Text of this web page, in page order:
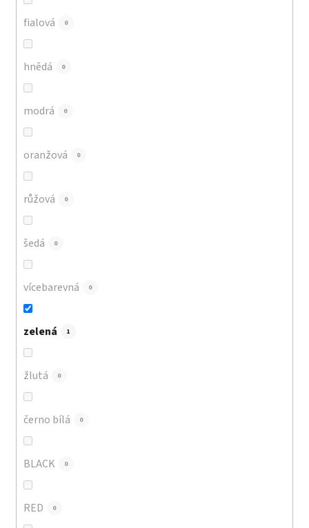
fialová 0
hnědá 0
modrá 0
oranžová 0
růžová 0
šedá 0
vícebarevná 0
zelená 1
žlutá 0
černo bílá 0
BLACK 0
RED 0